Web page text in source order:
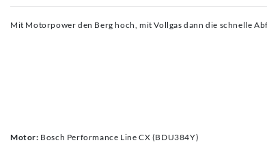
Mit Motorpower den Berg hoch, mit Vollgas dann die schnelle
Motor: Bosch Performance Line CX (BDU384Y)